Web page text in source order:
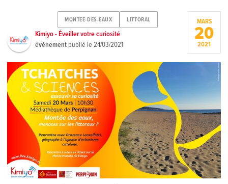
MONTEE-DES-EAUX LITTORAL
Kimiyo - Éveiller votre curiosité
événement publié le24/03/2021
MARS
20
2021